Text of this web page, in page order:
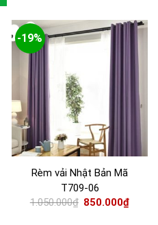
-19%
Rèm vải Nhật Bản Mã
T709-06
1.050.000₫ 850.000₫